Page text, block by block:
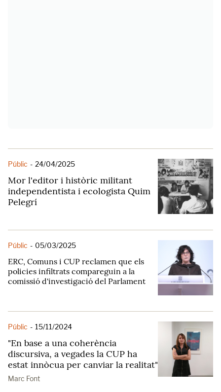
Públic - 24/04/2025
Mor l'editor i històric militant
independentista i ecologista Quim
Pelegrí
Públic - 05/03/2025
ERC, Comuns i CUP reclamen que els
policies infiltrats compareguin a la
comissió d'investigació del Parlament
Públic - 15/11/2024
"En base a una coherència
discursiva, a vegades la CUP ha
estat innòcua per canviar la realitat"
Marc Font